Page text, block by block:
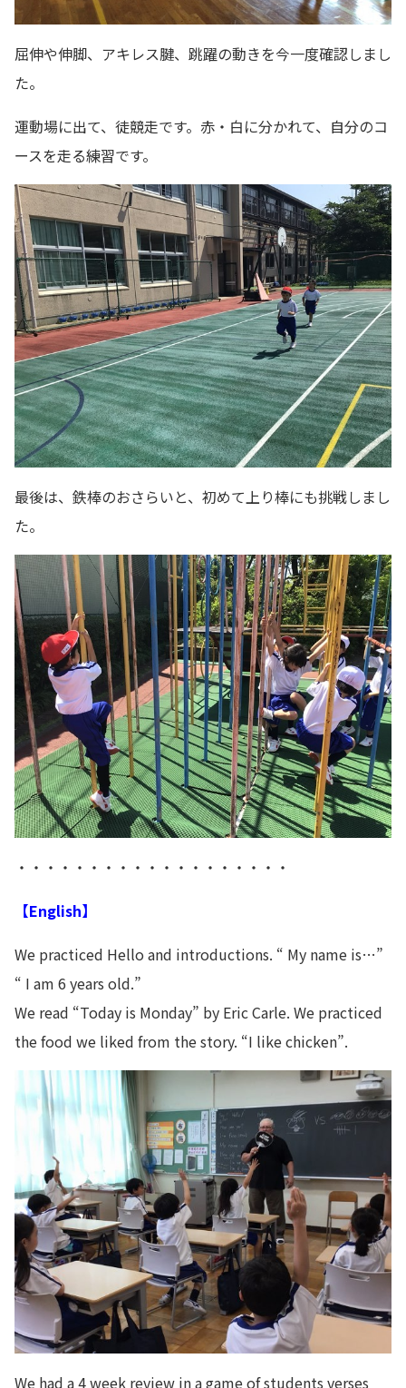
屈伸や伸脚、アキレス腱、跳躍の動きを今一度確認しまし
た。
運動場に出て、徒競走です。赤・白に分かれて、自分のコ
ースを走る練習です。
最後は、鉄棒のおさらいと、初めて上り棒にも挑戦しまし
た。
・・・・・・・・・・・・・・・・・・・
【English】
We practiced Hello and introductions. “ My name is…”
“ I am 6 years old.”
We read “Today is Monday” by Eric Carle. We practiced
the food we liked from the story. “I like chicken”.
We had a 4 week review in a game of students verses